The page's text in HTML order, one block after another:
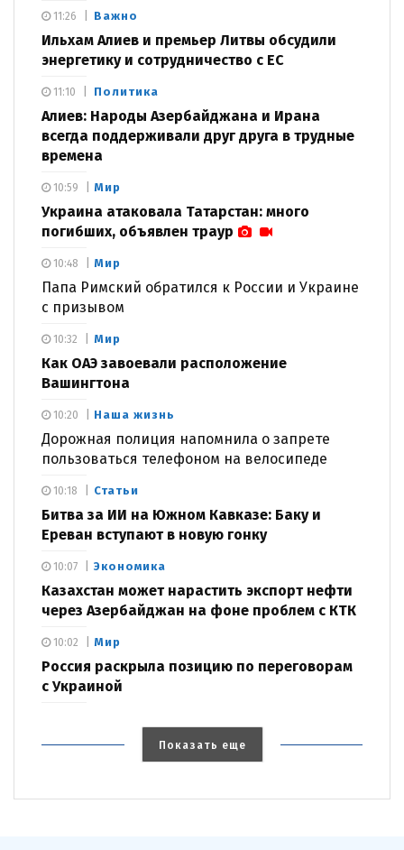
Важно
Ильхам Алиев и премьер Литвы обсудили
энергетику и сотрудничество с ЕС
11:26
Политика
Алиев: Народы Азербайджана и Ирана
всегда поддерживали друг друга в трудные
времена
11:10
Мир
Украина атаковала Татарстан: много
погибших, объявлен траур
10:59
Мир
Папа Римский обратился к России и Украине
с призывом
10:48
Мир
Как ОАЭ завоевали расположение
Вашингтона
10:32
Наша жизнь
Дорожная полиция напомнила о запрете
пользоваться телефоном на велосипеде
10:20
Статьи
Битва за ИИ на Южном Кавказе: Баку и
Ереван вступают в новую гонку
10:18
Экономика
Казахстан может нарастить экспорт нефти
через Азербайджан на фоне проблем с КТК
10:07
Мир
Россия раскрыла позицию по переговорам
с Украиной
10:02
Показать еще